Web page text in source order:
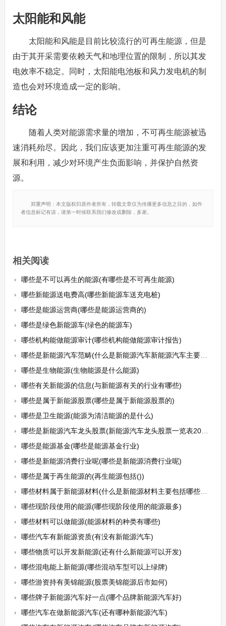
太阳能和风能
太阳能和风能是目前比较流行的可再生能源，但是
由于其开采需要依赖天气和地理位置的限制，所以其发
电效率不稳定。同时，太阳能电池板和风力发电机的制
造也会对环境造成一定的影响。
结论
随着人类对能源需求量的增加，不可再生能源被迅
速消耗殆尽。因此，我们应该更加注重可再生能源的发
展和利用，减少对环境产生负面影响，并保护自然资
源。
郑重声明：本文版权归原作者所有，转载文章仅为传播更多信息之目的，如作
者信息标记有误，请第一时候联系我们修改或删除，多谢。
相关阅读
哪些是不可以再生的能源(有哪些是不可再生能源)
哪些新能源送电费高(哪些新能源车送充电桩)
哪些是能源运营商(哪些是能源运营商的)
哪些是绿色新能源车(绿色的能源车)
哪些机构能做能源审计(哪些机构能做能源审计报告)
哪些是新能源汽车范畴(什么是新能源汽车新能源汽车主要有哪几大类)
哪些是生物能源(生物能源是什么能源)
哪些有关新能源的信息(与新能源有关的行业有哪些)
哪些是属于新能源股票(哪些是属于新能源股票的)
哪些是卫生能源(能源为清洁能源的是什么)
哪些是新能源汽车龙头股票(新能源汽车龙头股票一览表2021)
哪些是能源基金(哪些是能源基金行业)
哪些是新能源消费行业呢(哪些是新能源消费行业呢)
哪些是属于再生能源的(再生能源包括())
哪些材料属于新能源材料(什么是新能源材料主要包括哪些部分)
哪些现阶段使用的能源(哪些现阶段使用的能源最多)
哪些材料可以做能源(能源材料的种类有哪些)
哪些汽车有新能源资质(有没有新能源汽车)
哪些物质可以开发新能源(还有什么新能源可以开发)
哪些混电能上新能源(哪些混动车型可以上绿牌)
哪些游资持有美锦能源(股票美锦能源后市如何)
哪些牌子新能源汽车好一点(哪个品牌新能源汽车好)
哪些汽车在做新能源汽车(还有哪种新能源汽车)